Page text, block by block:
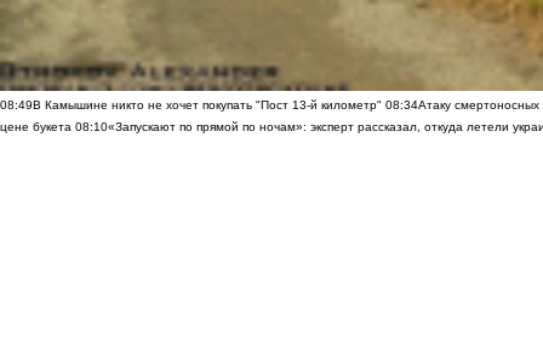
08:49В Камышине никто не хочет покупать "Пост 13-й километр" 08:34Атаку
цене букета 08:10«Запускают по прямой по ночам»: эксперт рассказал, откуда летели